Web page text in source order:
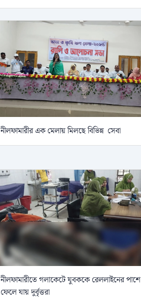
নীলফামারীর এক মেলায় মিলছে বিভিন্ন সেবা
নীলফামারীতে গলাকেটে যুবককে রেললাইনের পাশে
ফেলে যায় দুর্বৃত্তরা